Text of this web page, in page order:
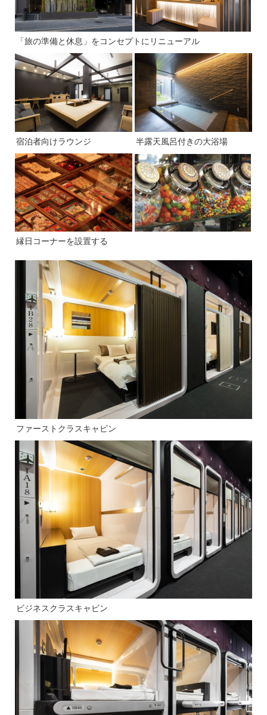
「旅の準備と休息」をコンセプトにリニューアル
宿泊者向けラウンジ 半露天風呂付きの大浴場
縁日コーナーを設置する
ファーストクラスキャビン
ビジネスクラスキャビン